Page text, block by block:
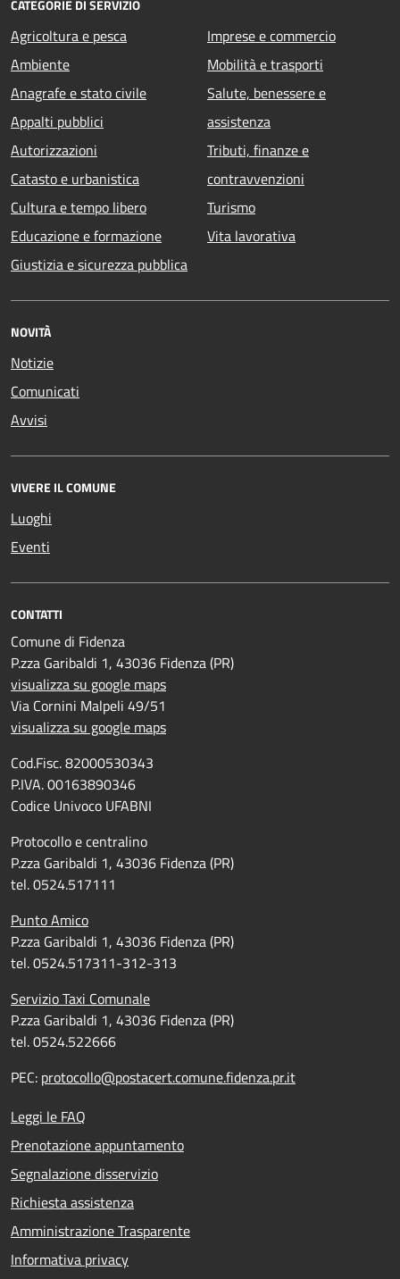
CATEGORIE DI SERVIZIO
Agricoltura e pesca
Ambiente
Anagrafe e stato civile
Appalti pubblici
Autorizzazioni
Catasto e urbanistica
Cultura e tempo libero
Educazione e formazione
Giustizia e sicurezza pubblica
Imprese e commercio
Mobilità e trasporti
Salute, benessere e
assistenza
Tributi, finanze e
contravvenzioni
Turismo
Vita lavorativa
NOVITÀ
Notizie
Comunicati
Avvisi
VIVERE IL COMUNE
Luoghi
Eventi
CONTATTI
Comune di Fidenza
P.zza Garibaldi 1, 43036 Fidenza (PR)
visualizza su google maps
Via Cornini Malpeli 49/51
visualizza su google maps
Cod.Fisc. 82000530343
P.IVA. 00163890346
Codice Univoco UFABNI
Protocollo e centralino
P.zza Garibaldi 1, 43036 Fidenza (PR)
tel. 0524.517111
Punto Amico
P.zza Garibaldi 1, 43036 Fidenza (PR)
tel. 0524.517311-312-313
Servizio Taxi Comunale
P.zza Garibaldi 1, 43036 Fidenza (PR)
tel. 0524.522666
PEC: protocollo@postacert.comune.fidenza.pr.it
Leggi le FAQ
Prenotazione appuntamento
Segnalazione disservizio
Richiesta assistenza
Amministrazione Trasparente
Informativa privacy